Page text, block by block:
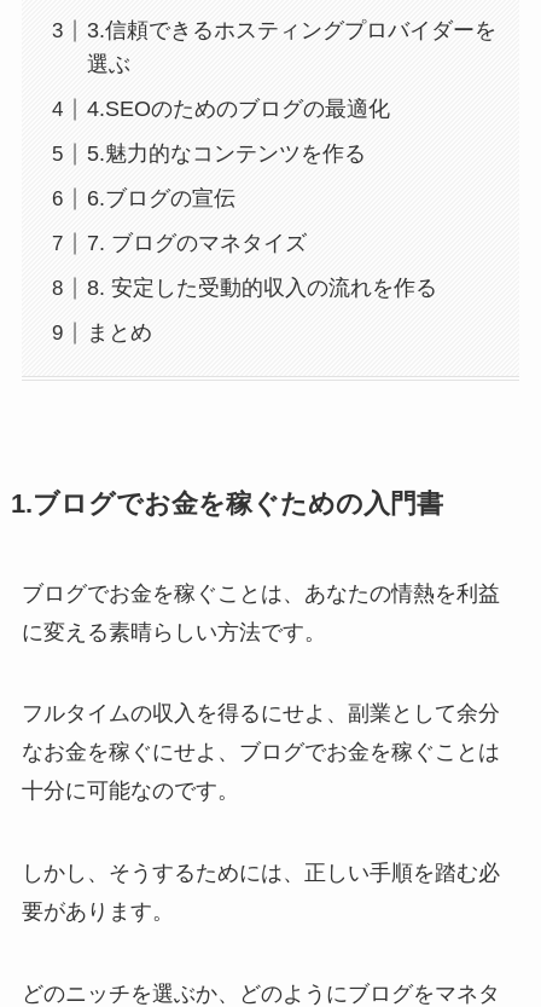
3.信頼できるホスティングプロバイダーを
選ぶ
4.SEOのためのブログの最適化
5.魅力的なコンテンツを作る
6.ブログの宣伝
7. ブログのマネタイズ
8. 安定した受動的収入の流れを作る
まとめ
1.ブログでお金を稼ぐための入門書
ブログでお金を稼ぐことは、あなたの情熱を利益
に変える素晴らしい方法です。
フルタイムの収入を得るにせよ、副業として余分
なお金を稼ぐにせよ、ブログでお金を稼ぐことは
十分に可能なのです。
しかし、そうするためには、正しい手順を踏む必
要があります。
どのニッチを選ぶか、どのようにブログをマネタ